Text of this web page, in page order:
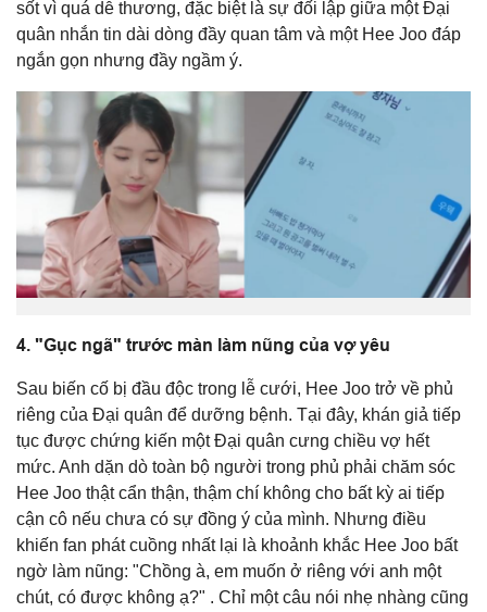
sốt vì quá dễ thương, đặc biệt là sự đối lập giữa một Đại
quân nhắn tin dài dòng đầy quan tâm và một Hee Joo đáp
ngắn gọn nhưng đầy ngầm ý.
4. "Gục ngã" trước màn làm nũng của vợ yêu
Sau biến cố bị đầu độc trong lễ cưới, Hee Joo trở về phủ
riêng của Đại quân để dưỡng bệnh. Tại đây, khán giả tiếp
tục được chứng kiến một Đại quân cưng chiều vợ hết
mức. Anh dặn dò toàn bộ người trong phủ phải chăm sóc
Hee Joo thật cẩn thận, thậm chí không cho bất kỳ ai tiếp
cận cô nếu chưa có sự đồng ý của mình. Nhưng điều
khiến fan phát cuồng nhất lại là khoảnh khắc Hee Joo bất
ngờ làm nũng: "Chồng à, em muốn ở riêng với anh một
chút, có được không ạ?" . Chỉ một câu nói nhẹ nhàng cũng